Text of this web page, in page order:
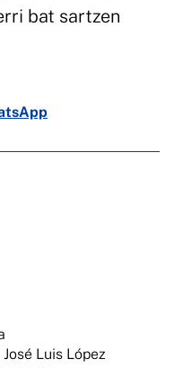
bat sartzen
Luis López